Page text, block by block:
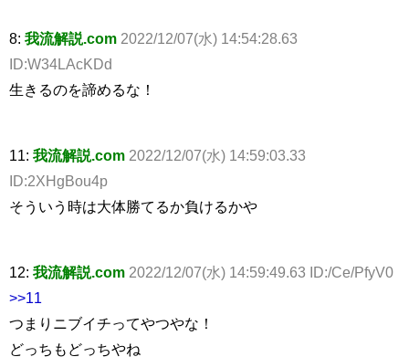
8: 我流解説.com 2022/12/07(水) 14:54:28.63
ID:W34LAcKDd
生きるのを諦めるな！
11: 我流解説.com 2022/12/07(水) 14:59:03.33
ID:2XHgBou4p
そういう時は大体勝てるか負けるかや
12: 我流解説.com 2022/12/07(水) 14:59:49.63 ID:/Ce/PfyV0
>>11
つまりニブイチってやつやな！
どっちもどっちやね